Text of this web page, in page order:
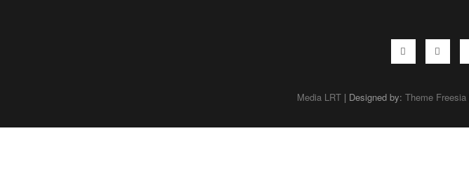
FacebookTwitter
Media LRT | Designed by: Theme Freesia